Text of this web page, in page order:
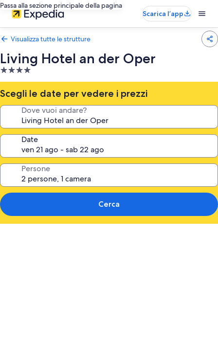
Passa alla sezione principale della pagina
Scarica l’app
Visualizza tutte le strutture
Living Hotel an der Oper
Struttura
a
4.0
stelle
Scegli le date per vedere i prezzi
Dove vuoi andare?
Date
Persone
Cerca